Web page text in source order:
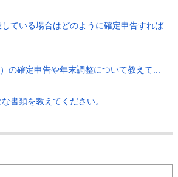
ている場合はどのように確定申告すれば
の確定申告や年末調整について教えて...
書類を教えてください。